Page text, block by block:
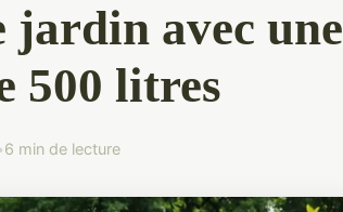
avec une
500 litres
6 min de lecture